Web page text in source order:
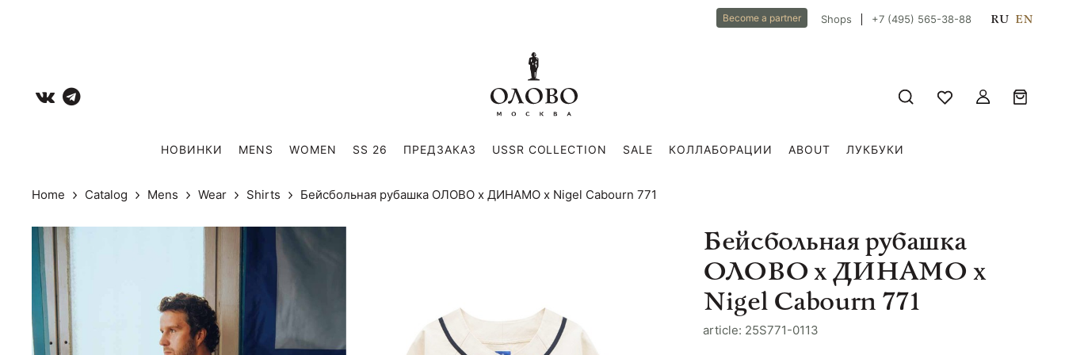
Become a partner Shops +7 (495) 565-38-88 RU EN
НОВИНКИ MENS WOMEN SS 26 ПРЕДЗАКАЗ USSR COLLECTION SALE КОЛЛАБОРАЦИИ ABOUT ЛУКБУКИ
Home Catalog Mens Wear Shirts Бейсбольная рубашка ОЛОВО х ДИНАМО х Nigel Cabourn 771
Бейсбольная рубашка
ОЛОВО х ДИНАМО х
Nigel Cabourn 771
article: 25S771-0113